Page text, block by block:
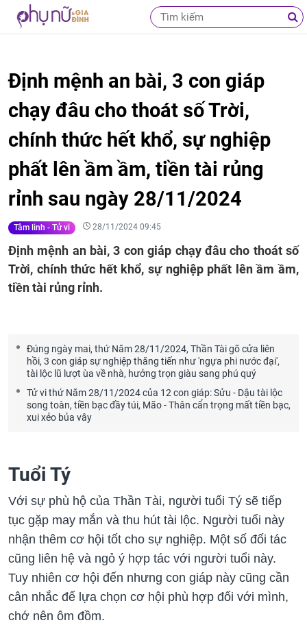
Định mệnh an bài, 3 con giáp
chạy đâu cho thoát số Trời,
chính thức hết khổ, sự nghiệp
phất lên ầm ầm, tiền tài rủng
rỉnh sau ngày 28/11/2024
Tâm linh - Tử vi 28/11/2024 09:45
Định mệnh an bài, 3 con giáp chạy đâu cho thoát số
Trời, chính thức hết khổ, sự nghiệp phất lên ầm ầm,
tiền tài rủng rỉnh.
Đúng ngày mai, thứ Năm 28/11/2024, Thần Tài gõ cửa liên
hồi, 3 con giáp sự nghiệp thăng tiến như 'ngựa phi nước đại',
tài lộc lũ lượt ùa về nhà, hưởng trọn giàu sang phú quý
Tử vi thứ Năm 28/11/2024 của 12 con giáp: Sửu - Dậu tài lộc
song toàn, tiền bạc đầy túi, Mão - Thân cẩn trọng mất tiền bạc,
xui xẻo bủa vây
Tuổi Tý
Với sự phù hộ của Thần Tài, người tuổi Tý sẽ tiếp
tục gặp may mắn và thu hút tài lộc. Người tuổi này
nhận thêm cơ hội tốt cho sự nghiệp. Một số đối tác
cũng liên hệ và ngỏ ý hợp tác với người tuổi này.
Tuy nhiên cơ hội đến nhưng con giáp này cũng cần
cân nhắc để lựa chọn cơ hội phù hợp đối với mình,
chớ nên ôm đồm.